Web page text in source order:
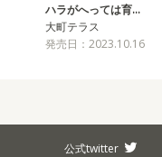
ハラがへっては育…
大町テラス
発売日：2023.10.16
公式twitter